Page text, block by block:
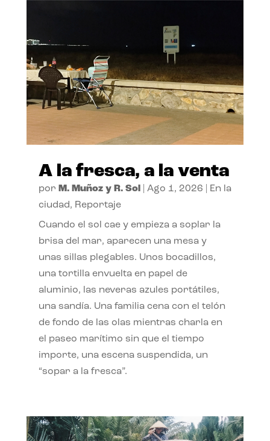
A la fresca, a la venta
por M. Muñoz y R. Sol| Ago 1, 2026
En la
ciudad, Reportaje
Cuando el sol cae y empieza a soplar la
brisa del mar, aparecen una mesa y
unas sillas plegables. Unos bocadillos,
una tortilla envuelta en papel de
aluminio, las neveras azules portátiles,
una sandía. Una familia cena con el telón
de fondo de las olas mientras charla en
el paseo marítimo sin que el tiempo
importe, una escena suspendida, un
“sopar a la fresca”.